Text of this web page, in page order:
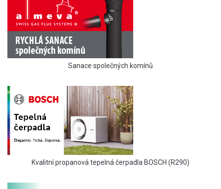
Sanace společných komínů
Kvalitní propanová tepelná čerpadla BOSCH (R290)